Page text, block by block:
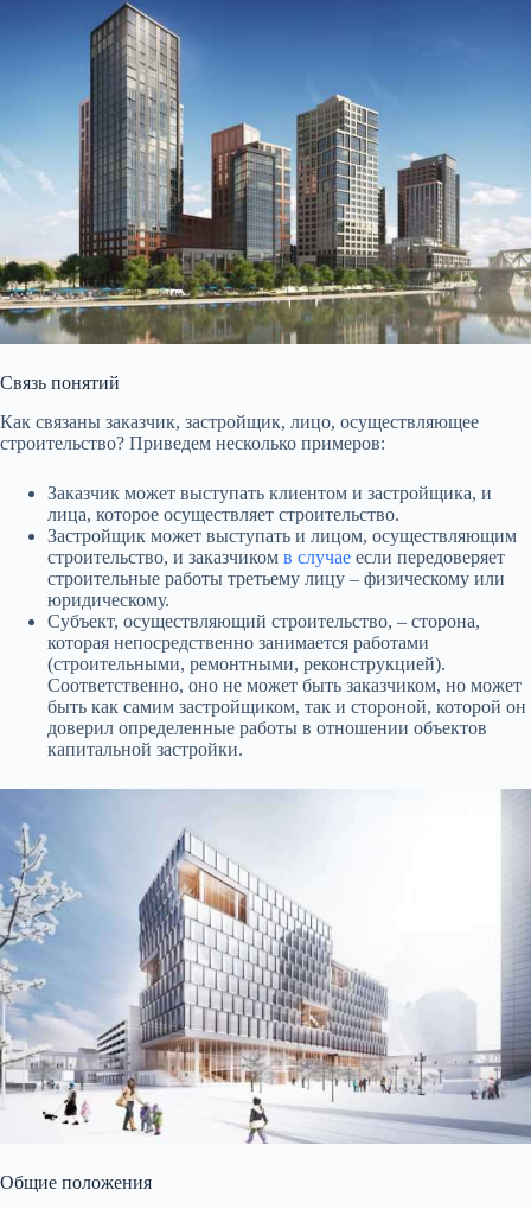
Связь понятий
Как связаны заказчик, застройщик, лицо, осуществляющее
строительство? Приведем несколько примеров:
Заказчик может выступать клиентом и застройщика, и
лица, которое осуществляет строительство.
Застройщик может выступать и лицом, осуществляющим
строительство, и заказчиком в случае если передоверяет
строительные работы третьему лицу – физическому или
юридическому.
Субъект, осуществляющий строительство, – сторона,
которая непосредственно занимается работами
(строительными, ремонтными, реконструкцией).
Соответственно, оно не может быть заказчиком, но может
быть как самим застройщиком, так и стороной, которой он
доверил определенные работы в отношении объектов
капитальной застройки.
Общие положения